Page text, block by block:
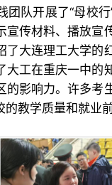
队开展了“母校
传材料、播放宣
大连理工大学的
工在重庆一中的
影响力。许多考
教学质量和就业